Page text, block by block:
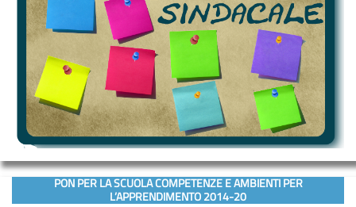
PON PER LA SCUOLA COMPETENZE E AMBIENTI PER
L’APPRENDIMENTO 2014-20